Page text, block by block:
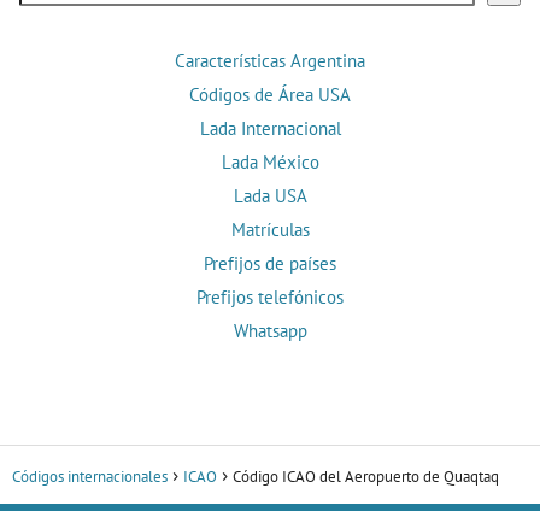
Características Argentina
Códigos de Área USA
Lada Internacional
Lada México
Lada USA
Matrículas
Prefijos de países
Prefijos telefónicos
Whatsapp
Códigos internacionales ICAO Código ICAO del Aeropuerto de Quaqtaq